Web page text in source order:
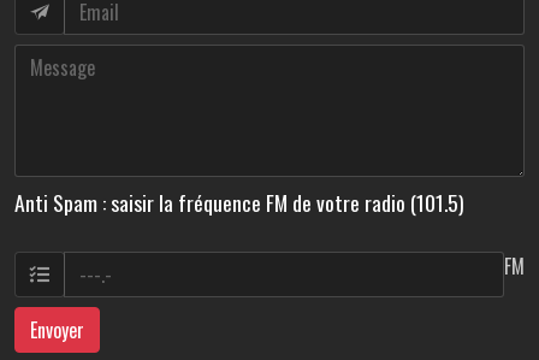
Anti Spam : saisir la fréquence FM de votre radio (101.5)
FM
Envoyer